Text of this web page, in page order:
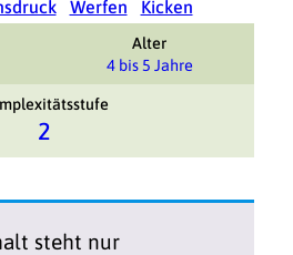
Werfen Kicken
Alter
4 bis 5 Jahre
2
steht nur